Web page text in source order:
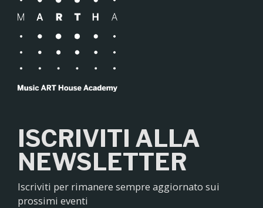
ISCRIVITI ALLA
NEWSLETTER
Iscriviti per rimanere sempre aggiornato sui
prossimi eventi